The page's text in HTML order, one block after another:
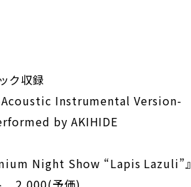
ク収録
Instrumental Version-
by AKIHIDE
Night Show “Lapis Lazuli”』